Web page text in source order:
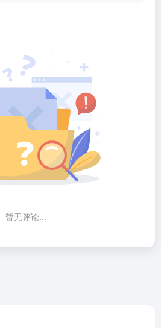
暂无评论...